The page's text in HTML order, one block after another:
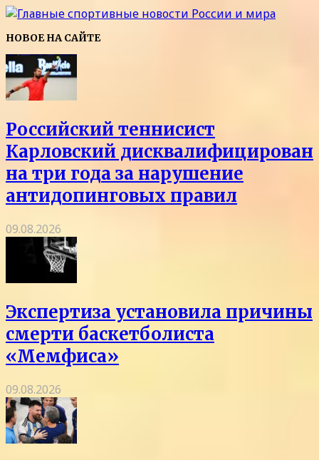
НОВОЕ НА САЙТЕ
Российский теннисист
Карловский дисквалифицирован
на три года за нарушение
антидопинговых правил
09.08.2026
Экспертиза установила причины
смерти баскетболиста
«Мемфиса»
09.08.2026